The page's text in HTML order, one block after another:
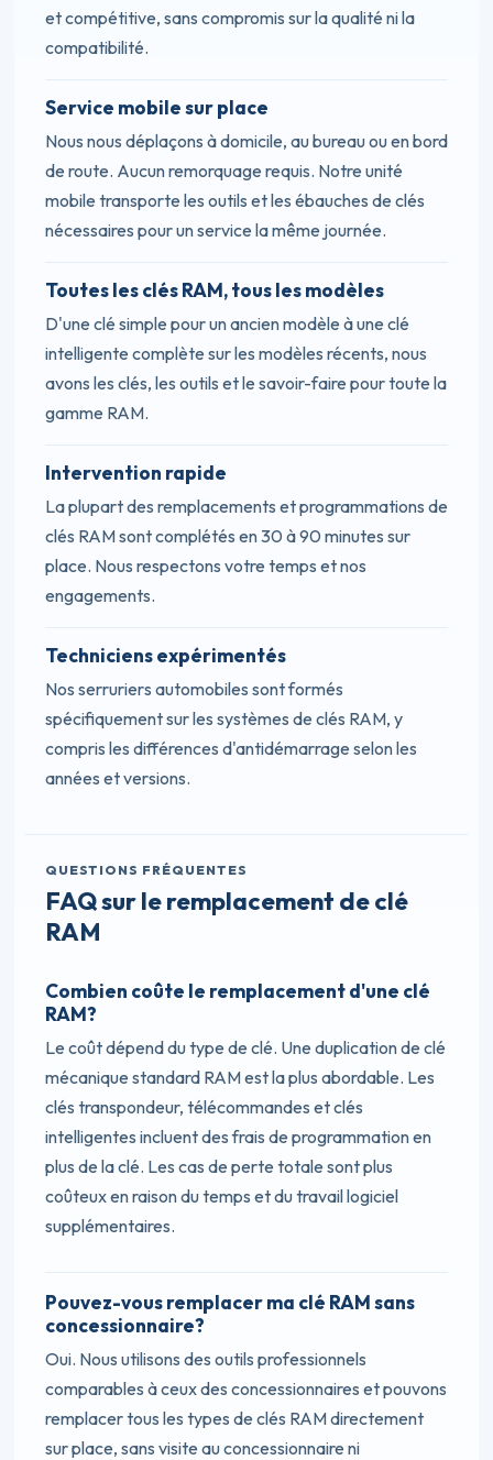
et compétitive, sans compromis sur la qualité ni la
compatibilité.
Service mobile sur place
Nous nous déplaçons à domicile, au bureau ou en bord
de route. Aucun remorquage requis. Notre unité
mobile transporte les outils et les ébauches de clés
nécessaires pour un service la même journée.
Toutes les clés RAM, tous les modèles
D'une clé simple pour un ancien modèle à une clé
intelligente complète sur les modèles récents, nous
avons les clés, les outils et le savoir-faire pour toute la
gamme RAM.
Intervention rapide
La plupart des remplacements et programmations de
clés RAM sont complétés en 30 à 90 minutes sur
place. Nous respectons votre temps et nos
engagements.
Techniciens expérimentés
Nos serruriers automobiles sont formés
spécifiquement sur les systèmes de clés RAM, y
compris les différences d'antidémarrage selon les
années et versions.
QUESTIONS FRÉQUENTES
FAQ sur le remplacement de clé
RAM
Combien coûte le remplacement d'une clé
RAM?
Le coût dépend du type de clé. Une duplication de clé
mécanique standard RAM est la plus abordable. Les
clés transpondeur, télécommandes et clés
intelligentes incluent des frais de programmation en
plus de la clé. Les cas de perte totale sont plus
coûteux en raison du temps et du travail logiciel
supplémentaires.
Pouvez-vous remplacer ma clé RAM sans
concessionnaire?
Oui. Nous utilisons des outils professionnels
comparables à ceux des concessionnaires et pouvons
remplacer tous les types de clés RAM directement
sur place, sans visite au concessionnaire ni